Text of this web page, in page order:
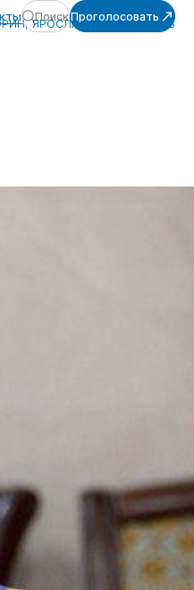
ПоискПроголосовать
ЯРОСЛАВСКАЯ ОБЛАСТЬ